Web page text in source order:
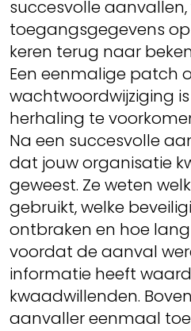
succesvolle
toegangsgegevens
keren terug naar
Een eenmalige patch
wachtwoordwijziging
herhaling te
Na een succesvolle
dat jouw organisatie
geweest. Ze weten
gebruikt, welke
ontbraken en hoe
voordat de aanval
informatie heeft
kwaadwillenden.
aanvaller eenmaal